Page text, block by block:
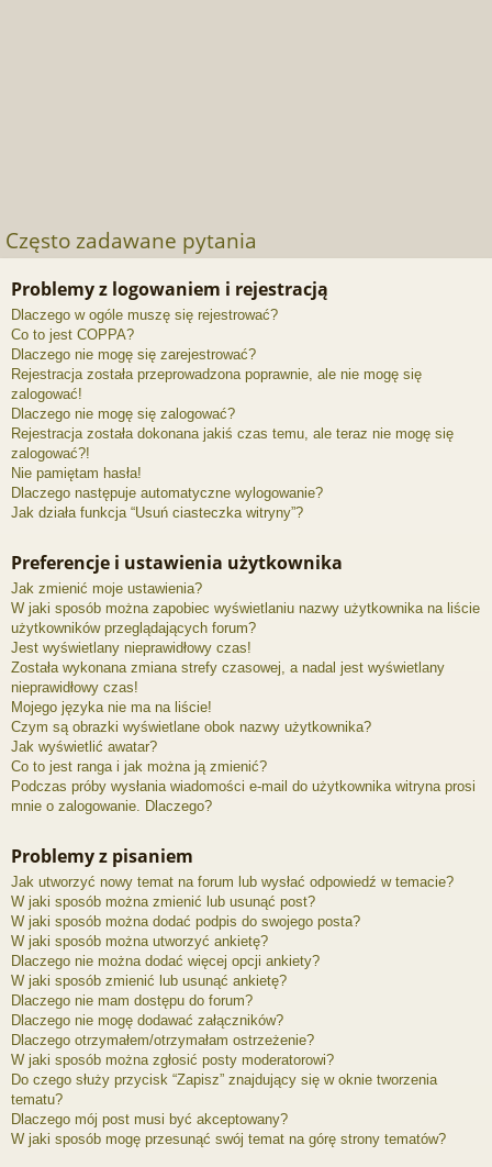
Często zadawane pytania
Problemy z logowaniem i rejestracją
Dlaczego w ogóle muszę się rejestrować?
Co to jest COPPA?
Dlaczego nie mogę się zarejestrować?
Rejestracja została przeprowadzona poprawnie, ale nie mogę się
zalogować!
Dlaczego nie mogę się zalogować?
Rejestracja została dokonana jakiś czas temu, ale teraz nie mogę się
zalogować?!
Nie pamiętam hasła!
Dlaczego następuje automatyczne wylogowanie?
Jak działa funkcja “Usuń ciasteczka witryny”?
Preferencje i ustawienia użytkownika
Jak zmienić moje ustawienia?
W jaki sposób można zapobiec wyświetlaniu nazwy użytkownika na liście
użytkowników przeglądających forum?
Jest wyświetlany nieprawidłowy czas!
Została wykonana zmiana strefy czasowej, a nadal jest wyświetlany
nieprawidłowy czas!
Mojego języka nie ma na liście!
Czym są obrazki wyświetlane obok nazwy użytkownika?
Jak wyświetlić awatar?
Co to jest ranga i jak można ją zmienić?
Podczas próby wysłania wiadomości e-mail do użytkownika witryna prosi
mnie o zalogowanie. Dlaczego?
Problemy z pisaniem
Jak utworzyć nowy temat na forum lub wysłać odpowiedź w temacie?
W jaki sposób można zmienić lub usunąć post?
W jaki sposób można dodać podpis do swojego posta?
W jaki sposób można utworzyć ankietę?
Dlaczego nie można dodać więcej opcji ankiety?
W jaki sposób zmienić lub usunąć ankietę?
Dlaczego nie mam dostępu do forum?
Dlaczego nie mogę dodawać załączników?
Dlaczego otrzymałem/otrzymałam ostrzeżenie?
W jaki sposób można zgłosić posty moderatorowi?
Do czego służy przycisk “Zapisz” znajdujący się w oknie tworzenia
tematu?
Dlaczego mój post musi być akceptowany?
W jaki sposób mogę przesunąć swój temat na górę strony tematów?